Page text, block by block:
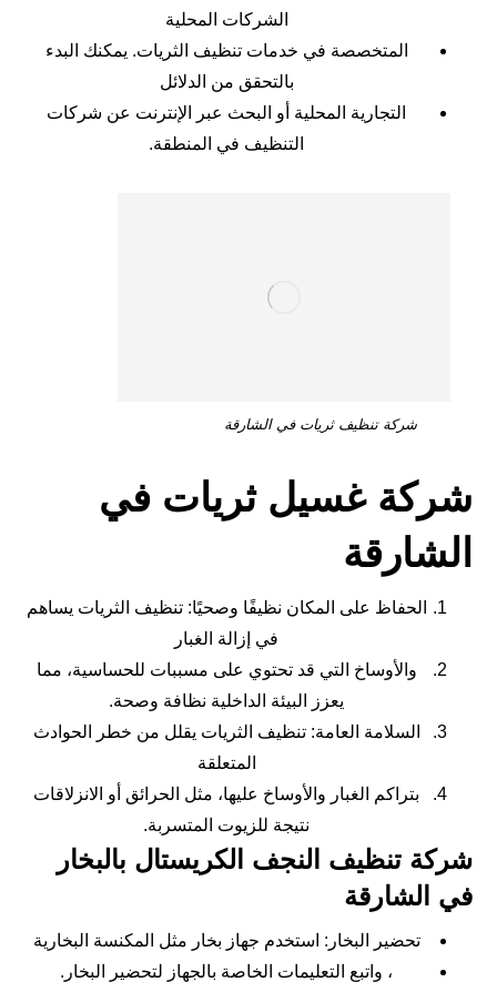
الشركات المحلية
المتخصصة في خدمات تنظيف الثريات. يمكنك البدء
بالتحقق من الدلائل
التجارية المحلية أو البحث عبر الإنترنت عن شركات
التنظيف في المنطقة.
شركة تنظيف ثريات في الشارقة
شركة غسيل ثريات في
الشارقة
الحفاظ على المكان نظيفًا وصحيًا: تنظيف الثريات يساهم
في إزالة الغبار
والأوساخ التي قد تحتوي على مسببات للحساسية، مما
يعزز البيئة الداخلية نظافة وصحة.
السلامة العامة: تنظيف الثريات يقلل من خطر الحوادث
المتعلقة
بتراكم الغبار والأوساخ عليها، مثل الحرائق أو الانزلاقات
نتيجة للزيوت المتسربة.
شركة تنظيف النجف الكريستال بالبخار
في الشارقة
تحضير البخار: استخدم جهاز بخار مثل المكنسة البخارية
، واتبع التعليمات الخاصة بالجهاز لتحضير البخار.